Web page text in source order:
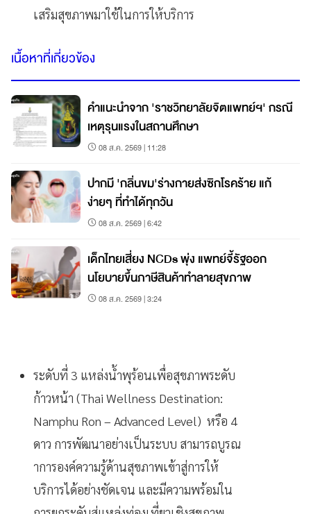
เสริมสุขภาพมาใช้ในการให้บริการ
เนื้อหาที่เกี่ยวข้อง
คำแนะนำจาก 'ราชวิทยาลัยจิตแพทย์ฯ' กรณี
เหตุรุนแรงในสถานศึกษา
08 ส.ค. 2569 | 11:28
ปากมี 'กลิ่นขม'ร่างกายส่งซิกโรคร้าย แก้
ง่ายๆ ที่ทำได้ทุกวัน
08 ส.ค. 2569 | 6:42
เด็กไทยเสี่ยง NCDs พุ่ง แพทย์จี้รัฐออก
นโยบายขึ้นภาษีสินค้าทำลายสุขภาพ
08 ส.ค. 2569 | 3:24
ระดับที่ 3 แหล่งน้ำพุร้อนเพื่อสุขภาพระดับ
ก้าวหน้า (Thai Wellness Destination:
Namphu Ron – Advanced Level) หรือ 4
ดาว การพัฒนาอย่างเป็นระบบ สามารถบูรณ
าการองค์ความรู้ด้านสุขภาพเข้าสู่การให้
บริการได้อย่างชัดเจน และมีความพร้อมใน